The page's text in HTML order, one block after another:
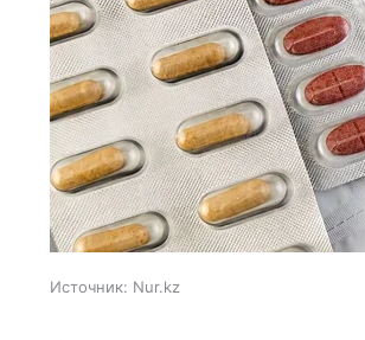
Источник: Nur.kz